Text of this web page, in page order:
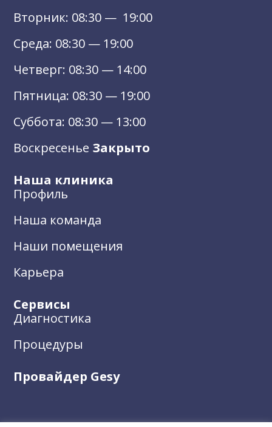
Вторник: 08:30 — 19:00
Среда: 08:30 — 19:00
Четверг: 08:30 — 14:00
Пятница: 08:30 — 19:00
Суббота: 08:30 — 13:00
Воскресенье Закрыто
Наша клиника
Профиль
Наша команда
Наши помещения
Карьера
Сервисы
Диагностика
Процедуры
Провайдер Gesy